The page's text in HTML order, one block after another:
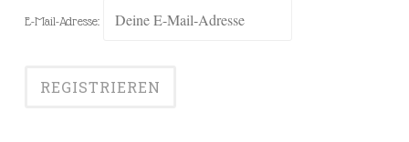
E-Mail-Adresse: